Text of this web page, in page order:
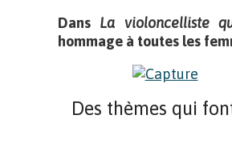
Dans La violoncelliste
hommage à toutes les
Des thèmes qui